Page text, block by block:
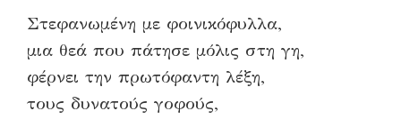
Στεφανωμένη με φοινικόφυλλα,
μια θεά που πάτησε μόλις στη γη,
φέρνει την πρωτόφαντη λέξη,
τους δυνατούς γοφούς,